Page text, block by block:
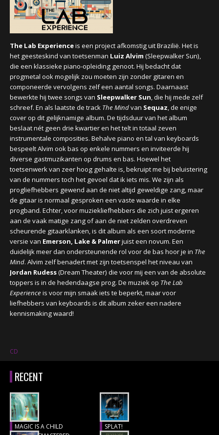
CONCERTBEZOEK
LINKS
The Lab Experienceis een project afkomstig uit Brazilië. Het is
het geesteskind van toetsenman Luiz Alvim (Sleepwalker Sun),
die een klassieke piano-opleiding genoot. Hij bedacht dat
progmetal ook mogelijk zou moeten zijn zonder gitaren en
componeerde vervolgens zelf een aantal songs. Daarnaast
bewerkte hij twee songs van Sleepwalker Sun, die hij mede zelf
schreef. En als laatste de track The Mindvan Sequaz, de enige
cover op dit gelijknamige album. De tijdsduur van het album
beslaat nét geen drie kwartier en het telt in totaal zeven
instrumentale composities. Behalve piano en tal van keyboards
bespeelt Alvim ook bas op enkele nummers en inviteerde hij
diverse gastmuzikanten op drums en bas. Hoewel het
toetsenwerk van zeer hoog gehalte is, bekruipt me bij beluistering
van de nummers toch het gevoel dat ik iets mis. We zijn als
progliefhebbers gewend aan de niet altijd geweldige zang, maar
de gitaar is normaal gesproken een vaste waarde in elke
progband. Echter, voor muziekliefhebbers die zich juist ergeren
aan de vaak matige zang of aan de niet zelden overdreven
scheurende gitaarklanken, is dit album als een soort moderne
versie van Emerson, Lake & Palmerjuist een novum. Een
duidelijk meer dan ondersteunende rol voor de bas hoor je in The
Mind. Alvim zelf benadert met zijn toetsenspel het niveau van
Jordan Rudess(Dream Theater) die voor mij een van de absolute
toppers is in de hedendaagse prog. De muziek op The Lab
Experienceis voor mijn smaak iets te beperkt, maar voor
liefhebbers van keyboards is dit album zeker een nadere
kennismaking waard!
CD
RECENT
MAGIC IS A CHILD
SPLAT!